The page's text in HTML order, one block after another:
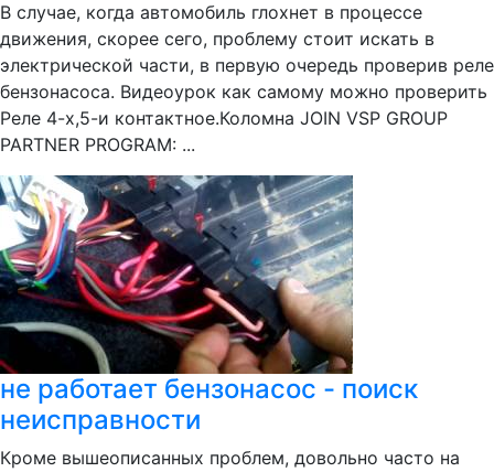
В случае, когда автомобиль глохнет в процессе
движения, скорее сего, проблему стоит искать в
электрической части, в первую очередь проверив реле
бензонасоса. Видеоурок как самому можно проверить
Реле 4-х,5-и контактное.Коломна JOIN VSP GROUP
PARTNER PROGRAM: ...
не работает бензонасос - поиск
неисправности
Кроме вышеописанных проблем, довольно часто на